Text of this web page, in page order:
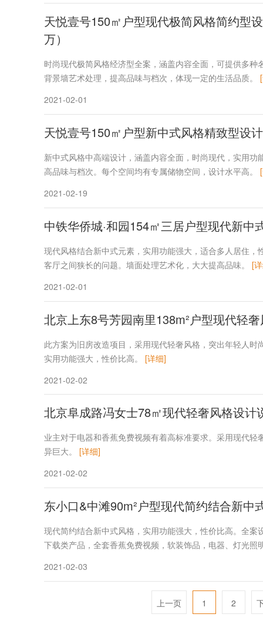
天悦壹号150㎡户型现代极简风格简约型
万）
时尚现代极简风格经济型全案，涵盖内容全面，可提供多种
背景墙艺术处理，提高品味与档次，体现一定的生活品质。
2021-02-01
天悦壹号150㎡户型新中式风格精致型设
新中式风格中高端设计，涵盖内容全面，时尚现代，实用功
高品味与档次。每个空间均有专属储物空间，设计水平高。
2021-02-19
中铁华侨城·和园154㎡三居户型现代新中
现代风格结合新中式元素，实用功能强大，适合多人居住，
客厅之间狭长的问题。墙面处理艺术化，大大提高品味。 [
2021-02-01
北京上东8号芳园南里138m²户型现代轻
此方案为旧房改造项目，采用现代轻奢风格，突出年轻人时
实用功能强大，性价比高。 [详细]
2021-02-02
北京阜成路冯女士78㎡现代轻奢风格设计
业主对于电器和香蕉免费视频有着高标准要求。采用现代轻
异巨大。 [详细]
2021-02-02
东小口&中滩90m²户型现代简约结合新中
现代简约结合新中式风格，实用功能强大，性价比高。全案
下载类产品，全套香蕉免费视频，软装饰品，电器、灯光照
2021-02-03
上一页 1 2